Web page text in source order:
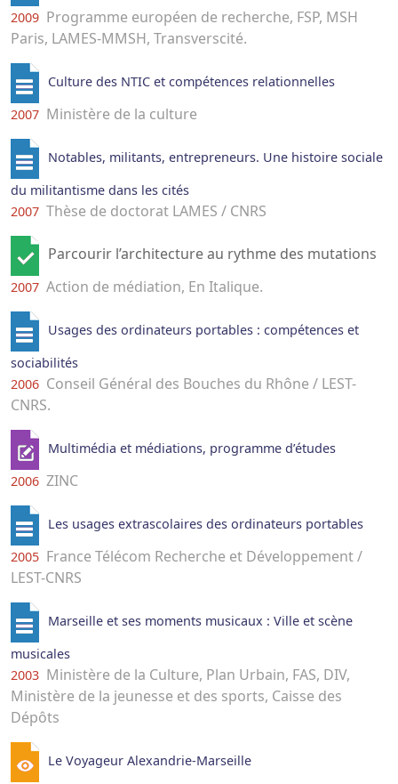
2009 Programme européen de recherche, FSP, MSH
Paris, LAMES-MMSH, Transverscité.
Culture des NTIC et compétences relationnelles
2007 Ministère de la culture
Notables, militants, entrepreneurs. Une histoire sociale
du militantisme dans les cités
2007 Thèse de doctorat LAMES / CNRS
Parcourir l’architecture au rythme des mutations
2007 Action de médiation, En Italique.
Usages des ordinateurs portables : compétences et
sociabilités
2006 Conseil Général des Bouches du Rhône / LEST-
CNRS.
Multimédia et médiations, programme d’études
2006 ZINC
Les usages extrascolaires des ordinateurs portables
2005 France Télécom Recherche et Développement /
LEST-CNRS
Marseille et ses moments musicaux : Ville et scène
musicales
2003 Ministère de la Culture, Plan Urbain, FAS, DIV,
Ministère de la jeunesse et des sports, Caisse des
Dépôts
Le Voyageur Alexandrie-Marseille